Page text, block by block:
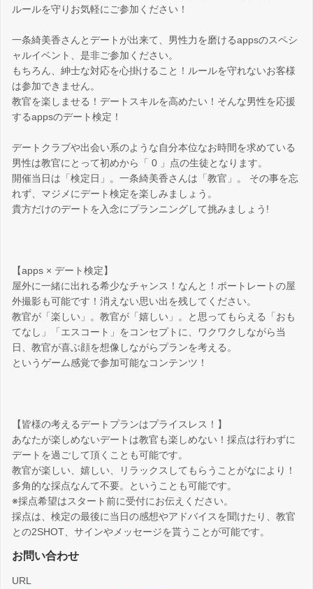
ルールを守りお気軽にご参加ください！
一条綺美香さんとデートが出来て、男性力を磨けるappsのスペシ
ャルイベント、是非ご参加ください。
もちろん、紳士な対応を心掛けること！ルールを守れないお客様
は参加できません。
教官を楽しませる！デートスキルを高めたい！そんな男性を応援
するappsのデート検定！
デートクラブや出会い系のような自分本位なお時間を求めている
男性は教官にとって初めから「 0 」点の生徒となります。
開催当日は「検定日」。一条綺美香さんは「教官」。 その事を忘
れず、マジメにデート検定を楽しみましょう。
貴方だけのデートを入念にプランニングして挑みましょう!
【apps × デート検定】
屋外に一緒に出れる希少なチャンス！なんと！ポートレートの屋
外撮影も可能です！消えない思い出を残してください。
教官が「楽しい」。教官が「嬉しい」。と思ってもらえる「おも
てなし」「エスコート」をコンセプトに、ワクワクしながら当
日、教官が喜ぶ顔を想像しながらプランを考える。
というゲーム感覚で参加可能なコンテンツ！
【皆様の考えるデートプランはプライスレス！】
あなたが楽しめないデートは教官も楽しめない！採点は行わずに
デートを過ごして頂くことも可能です。
教官が楽しい、嬉しい、リラックスしてもらうことがなにより！
多角的な採点なんて不要。ということも可能です。
※採点希望はスタート前に受付にお伝えください。
採点は、検定の最後に当日の感想やアドバイスを聞けたり、教官
との2SHOT、サインやメッセージを貰うことが可能です。
お問い合わせ
URL